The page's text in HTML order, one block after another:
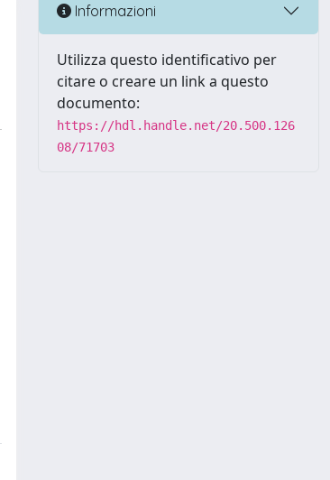
Informazioni
Utilizza questo identificativo per
citare o creare un link a questo
documento:
https://hdl.handle.net/20.500.126
08/71703